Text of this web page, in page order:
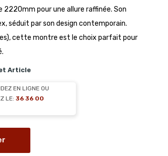
pour une allure raffinée. Son
séduit par son design contemporain.
cette montre est le choix parfait pour
Article
EN LIGNE OU
LE: 36 36 00